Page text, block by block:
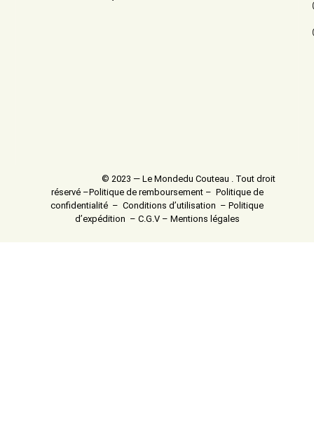
© 2023 — Le Mondedu Couteau . Tout droit
réservé –Politique de remboursement – Politique de
confidentialité – Conditions d’utilisation – Politique
d’expédition – C.G.V– Mentions légales